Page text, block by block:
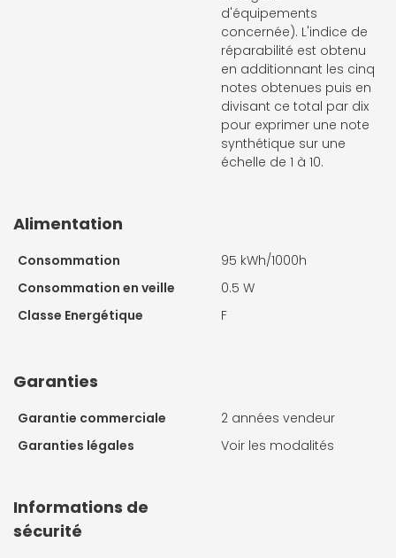
d'équipements
concernée). L'indice de
réparabilité est obtenu
en additionnant les cinq
notes obtenues puis en
divisant ce total par dix
pour exprimer une note
synthétique sur une
échelle de 1 à 10.
Alimentation
Consommation
95 kWh/1000h
Consommation en veille
0.5 W
Classe Energétique
F
Garanties
Garantie commerciale
2 années vendeur
Garanties légales
Voir les modalités
Informations de
sécurité